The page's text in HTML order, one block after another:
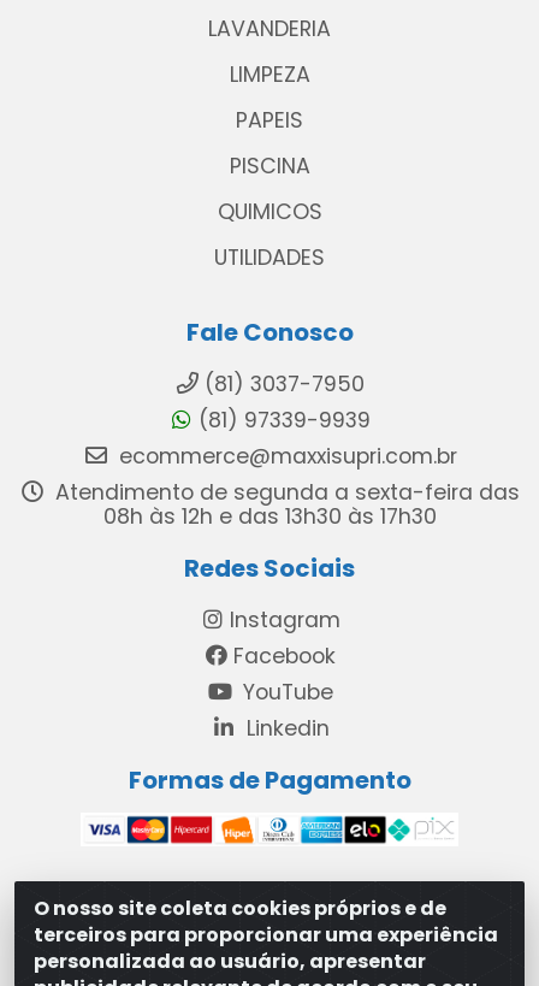
O nosso site coleta cookies próprios e de
terceiros para proporcionar uma experiência
personalizada ao usuário, apresentar
LAVANDERIA
LIMPEZA
PAPEIS
PISCINA
QUIMICOS
UTILIDADES
Fale Conosco
(81) 3037-7950
(81) 97339-9939
ecommerce@maxxisupri.com.br
Atendimento de segunda a sexta-feira das
08h às 12h e das 13h30 às 17h30
Redes Sociais
Instagram
Facebook
YouTube
Linkedin
Formas de Pagamento
MAXXISUPRI COMÉRCIO DE SANEANTES LTDA - Avenida
Antônio Cabral de Souza, 2872 - Maranguape II -
Paulista/PE - CEP 53.421-420 - 31.329.180/0001-83